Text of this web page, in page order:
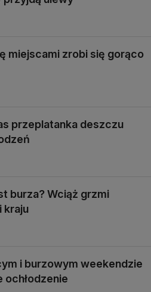
miejscami zrobi się gorąco
przeplatanka deszczu
burza? Wciąż grzmi
kraju
i burzowym weekendzie
ochłodzenie